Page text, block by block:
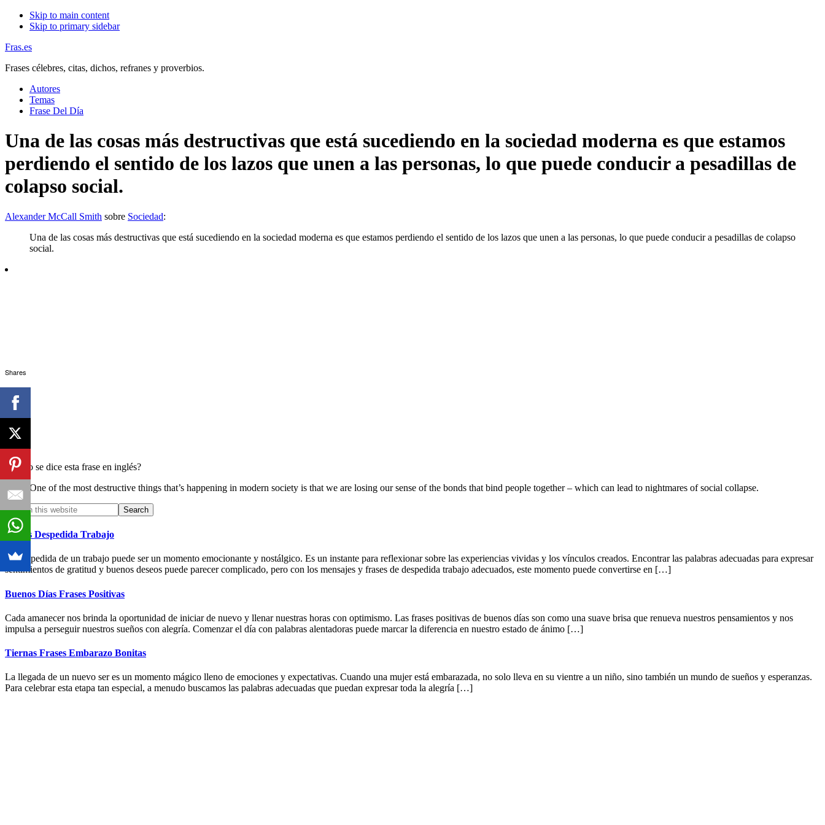
Skip to main content
Skip to primary sidebar
Fras.es
Frases célebres, citas, dichos, refranes y proverbios.
Autores
Temas
Frase Del Día
Una de las cosas más destructivas que está sucediendo en la sociedad moderna es que estamos
perdiendo el sentido de los lazos que unen a las personas, lo que puede conducir a pesadillas de
colapso social.
Alexander McCall Smith sobre Sociedad:
Una de las cosas más destructivas que está sucediendo en la sociedad moderna es que estamos perdiendo el sentido de los lazos que unen a las personas, lo que puede conducir a pesadillas de colapso
social.
¿Cómo se dice esta frase en inglés?
One of the most destructive things that’s happening in modern society is that we are losing our sense of the bonds that bind people together – which can lead to nightmares of social collapse.
Primary
Sidebar
Search
this
website
Frases Despedida Trabajo
La despedida de un trabajo puede ser un momento emocionante y nostálgico. Es un instante para reflexionar sobre las experiencias vividas y los vínculos creados. Encontrar las palabras adecuadas para expresar
sentimientos de gratitud y buenos deseos puede parecer complicado, pero con los mensajes y frases de despedida trabajo adecuados, este momento puede convertirse en […]
Buenos Días Frases Positivas
Cada amanecer nos brinda la oportunidad de iniciar de nuevo y llenar nuestras horas con optimismo. Las frases positivas de buenos días son como una suave brisa que renueva nuestros pensamientos y nos
impulsa a perseguir nuestros sueños con alegría. Comenzar el día con palabras alentadoras puede marcar la diferencia en nuestro estado de ánimo […]
Tiernas Frases Embarazo Bonitas
La llegada de un nuevo ser es un momento mágico lleno de emociones y expectativas. Cuando una mujer está embarazada, no solo lleva en su vientre a un niño, sino también un mundo de sueños y esperanzas.
Para celebrar esta etapa tan especial, a menudo buscamos las palabras adecuadas que puedan expresar toda la alegría […]
Shares